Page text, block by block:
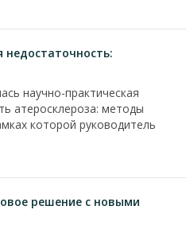
недостаточность:
научно-практическая
атеросклероза: методы
которой руководитель
решение с новыми